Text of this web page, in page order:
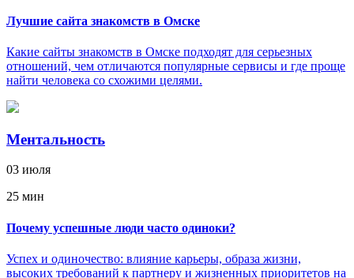
Лучшие сайта знакомств в Омске
Какие сайты знакомств в Омске подходят для серьезных
отношений, чем отличаются популярные сервисы и где проще
найти человека со схожими целями.
Ментальность
03 июля
25 мин
Почему успешные люди часто одиноки?
Успех и одиночество: влияние карьеры, образа жизни,
высоких требований к партнеру и жизненных приоритетов на